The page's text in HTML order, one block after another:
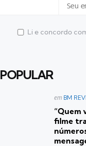
Li e concordo
POPULAR
Postado
em BM
“Quem
filme